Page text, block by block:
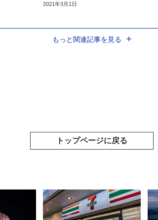
2021年3月1日
もっと関連記事を見る
トップページに戻る